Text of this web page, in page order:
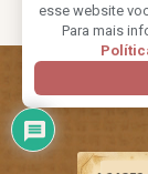
esse website
Para mais